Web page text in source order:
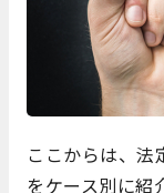
ここからは、法
をケース別に紹